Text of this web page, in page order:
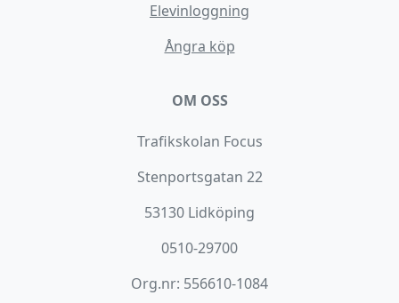
Elevinloggning
Ångra köp
OM OSS
Trafikskolan Focus
Stenportsgatan 22
53130 Lidköping
0510-29700
Org.nr: 556610-1084